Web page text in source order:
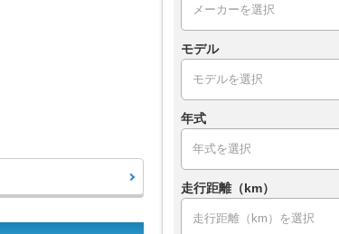
モデル
年式
走行距離（km）